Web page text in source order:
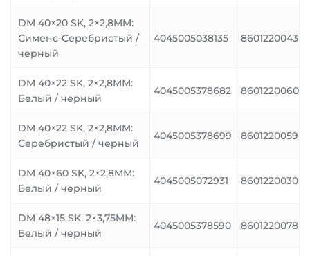
DM 40×20 SK, 2×2,8MM:
Сименс-Серебристый /
черный
4045005038135 8601220043
DM 40×22 SK, 2×2,8MM:
Белый / черный
4045005378682 8601220060
DM 40×22 SK, 2×2,8MM:
Серебристый / черный
4045005378699 8601220059
DM 40×60 SK, 2×2,8MM:
Белый / черный
4045005072931 8601220030
DM 48×15 SK, 2×3,75MM:
Белый / черный
4045005378590 8601220078